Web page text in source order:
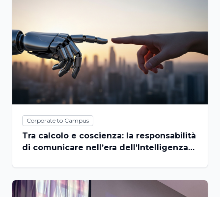
Corporate to Campus
Tra calcolo e coscienza: la responsabilità
di comunicare nell’era dell’Intelligenza